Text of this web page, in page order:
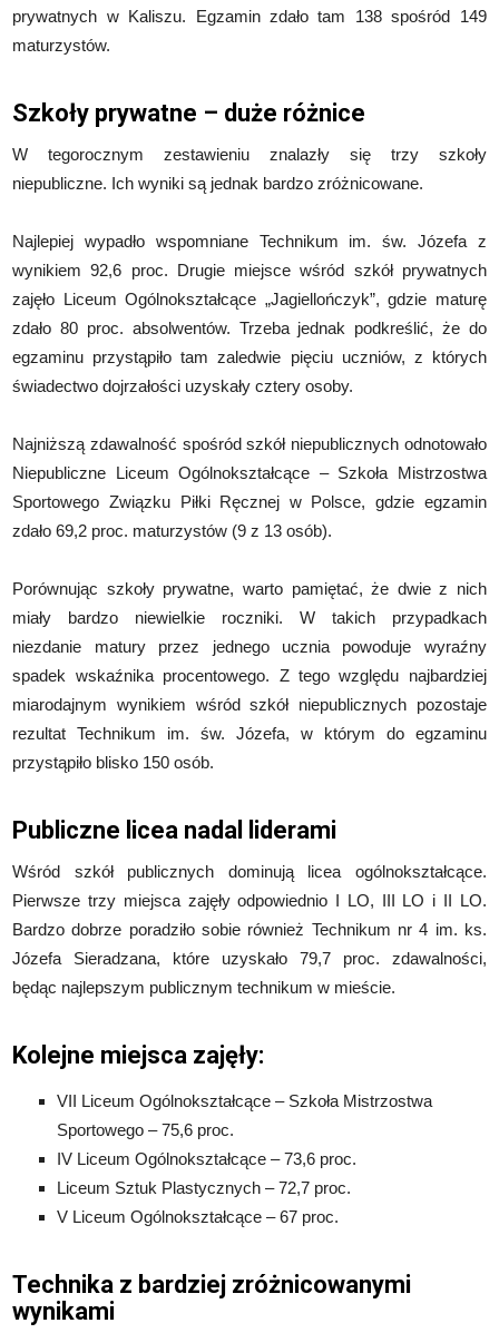
prywatnych w Kaliszu. Egzamin zdało tam 138 spośród 149
maturzystów.
Szkoły prywatne – duże różnice
W tegorocznym zestawieniu znalazły się trzy szkoły
niepubliczne. Ich wyniki są jednak bardzo zróżnicowane.
Najlepiej wypadło wspomniane Technikum im. św. Józefa z
wynikiem 92,6 proc. Drugie miejsce wśród szkół prywatnych
zajęło Liceum Ogólnokształcące „Jagiellończyk”, gdzie maturę
zdało 80 proc. absolwentów. Trzeba jednak podkreślić, że do
egzaminu przystąpiło tam zaledwie pięciu uczniów, z których
świadectwo dojrzałości uzyskały cztery osoby.
Najniższą zdawalność spośród szkół niepublicznych odnotowało
Niepubliczne Liceum Ogólnokształcące – Szkoła Mistrzostwa
Sportowego Związku Piłki Ręcznej w Polsce, gdzie egzamin
zdało 69,2 proc. maturzystów (9 z 13 osób).
Porównując szkoły prywatne, warto pamiętać, że dwie z nich
miały bardzo niewielkie roczniki. W takich przypadkach
niezdanie matury przez jednego ucznia powoduje wyraźny
spadek wskaźnika procentowego. Z tego względu najbardziej
miarodajnym wynikiem wśród szkół niepublicznych pozostaje
rezultat Technikum im. św. Józefa, w którym do egzaminu
przystąpiło blisko 150 osób.
Publiczne licea nadal liderami
Wśród szkół publicznych dominują licea ogólnokształcące.
Pierwsze trzy miejsca zajęły odpowiednio I LO, III LO i II LO.
Bardzo dobrze poradziło sobie również Technikum nr 4 im. ks.
Józefa Sieradzana, które uzyskało 79,7 proc. zdawalności,
będąc najlepszym publicznym technikum w mieście.
Kolejne miejsca zajęły:
VII Liceum Ogólnokształcące – Szkoła Mistrzostwa
Sportowego – 75,6 proc.
IV Liceum Ogólnokształcące – 73,6 proc.
Liceum Sztuk Plastycznych – 72,7 proc.
V Liceum Ogólnokształcące – 67 proc.
Technika z bardziej zróżnicowanymi
wynikami